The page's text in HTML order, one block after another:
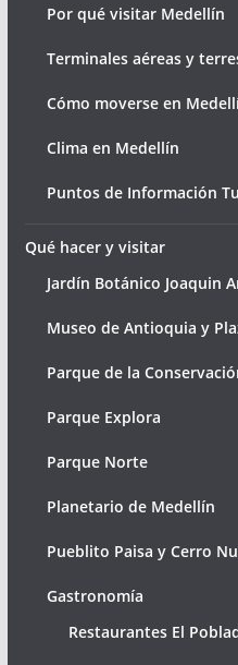
Por qué visitar Medellín
Terminales aéreas y
Cómo moverse en
Clima en Medellín
Puntos de Información
Qué hacer y visitar
Jardín Botánico Joaquin
Museo de Antioquia y
Parque de la
Parque Explora
Parque Norte
Planetario de Medellín
Pueblito Paisa y Cerro
Gastronomía
Restaurantes El